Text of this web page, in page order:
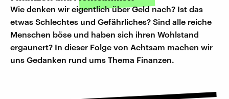
Wie denken wir eigentlich über Geld nach? Ist das
etwas Schlechtes und Gefährliches? Sind alle reiche
Menschen böse und haben sich ihren Wohlstand
ergaunert? In dieser Folge von Achtsam machen wir
uns Gedanken rund ums Thema Finanzen.